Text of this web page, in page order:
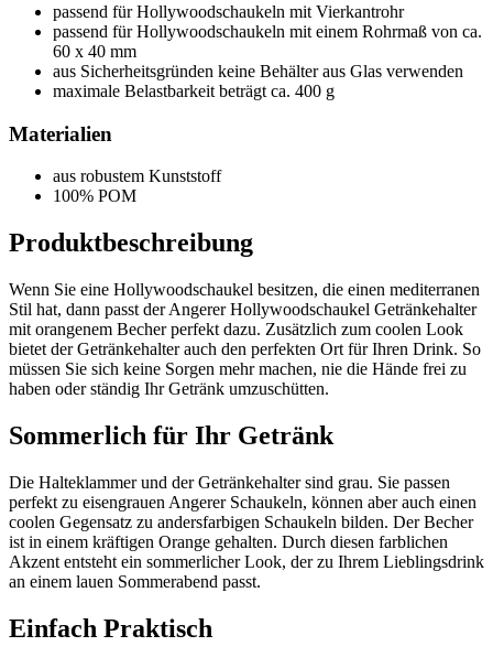
passend für Hollywoodschaukeln mit Vierkantrohr
passend für Hollywoodschaukeln mit einem Rohrmaß von ca.
60 x 40 mm
aus Sicherheitsgründen keine Behälter aus Glas verwenden
maximale Belastbarkeit beträgt ca. 400 g
Materialien
aus robustem Kunststoff
100% POM
Produktbeschreibung
Wenn Sie eine Hollywoodschaukel besitzen, die einen mediterranen
Stil hat, dann passt der Angerer Hollywoodschaukel Getränkehalter
mit orangenem Becher perfekt dazu. Zusätzlich zum coolen Look
bietet der Getränkehalter auch den perfekten Ort für Ihren Drink. So
müssen Sie sich keine Sorgen mehr machen, nie die Hände frei zu
haben oder ständig Ihr Getränk umzuschütten.
Sommerlich für Ihr Getränk
Die Halteklammer und der Getränkehalter sind grau. Sie passen
perfekt zu eisengrauen Angerer Schaukeln, können aber auch einen
coolen Gegensatz zu andersfarbigen Schaukeln bilden. Der Becher
ist in einem kräftigen Orange gehalten. Durch diesen farblichen
Akzent entsteht ein sommerlicher Look, der zu Ihrem Lieblingsdrink
an einem lauen Sommerabend passt.
Einfach Praktisch